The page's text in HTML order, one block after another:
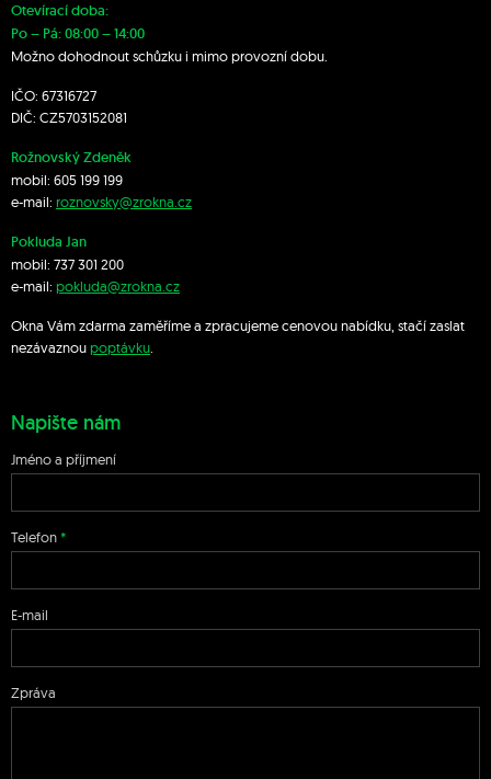
Otevírací doba:
Po – Pá: 08:00 – 14:00
Možno dohodnout schůzku i mimo provozní dobu.
IČO: 67316727
DIČ: CZ5703152081
Rožnovský Zdeněk
mobil: 605 199 199
e-mail: roznovsky@zrokna.cz
Pokluda Jan
mobil: 737 301 200
e-mail: pokluda@zrokna.cz
Okna Vám zdarma zaměříme a zpracujeme cenovou nabídku, stačí zaslat
nezávaznoupoptávku
Napište nám
Jméno a příjmení
Telefon
E-mail
Zpráva